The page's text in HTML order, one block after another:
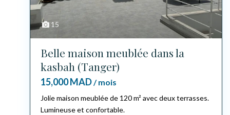
15
Belle maison meublée dans la
kasbah (Tanger)
15,000 MAD/ mois
Jolie maison meublée de 120 m² avec deux terrasses.
Lumineuse et confortable.